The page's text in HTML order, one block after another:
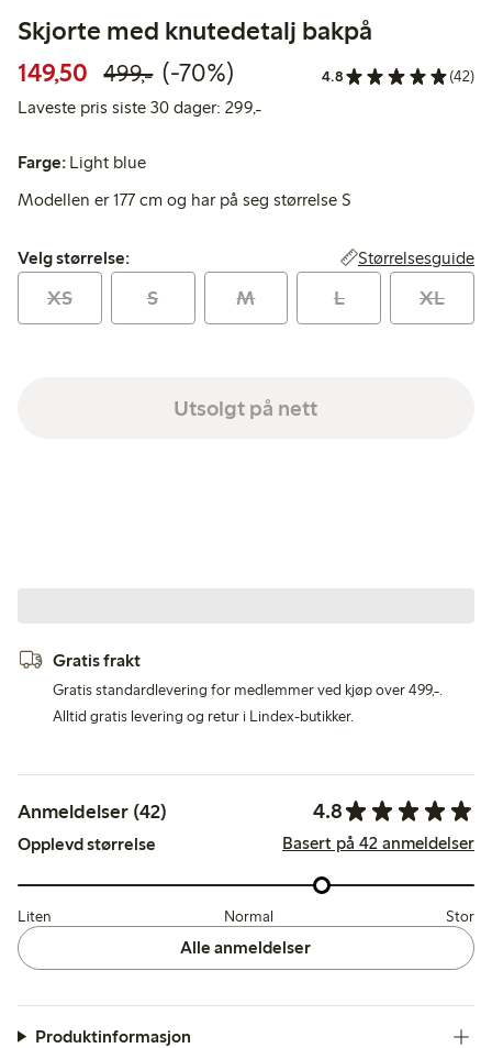
Skjorte med knutedetalj bakpå
149,50 Rabattert pris: 149,50 kr
499,-Vanlig pris: 499,00 kr
70% rabatt
(-70%) 4.8 (42)
Laveste pris siste 30 dager: 299,-Laveste pris siste 30 dager:
Farge: Light blue
Modellen er 177 cm og har på seg størrelse S
Velg størrelse:
Velg størrelse: Størrelsesguide
XS S M L XL
Utsolgt på nett
Gratis frakt
Gratis standardlevering for medlemmer ved kjøp over 499,-.
Alltid gratis levering og retur i Lindex-butikker.
Anmeldelser (42) 4.8
Opplevd størrelse Basert på 42 anmeldelser
Liten Normal Stor
Alle anmeldelser
Produktinformasjon